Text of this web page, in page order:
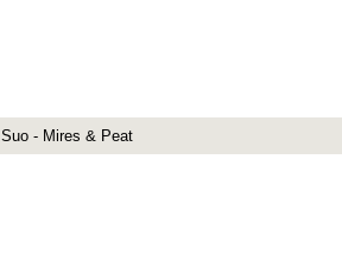
Suo - Mires & Peat